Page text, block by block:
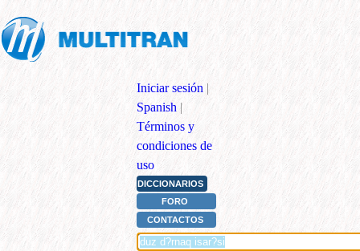
Iniciar sesión |
Spanish |
Términos y
condiciones de
uso
DICCIONARIOS
FORO
CONTACTOS